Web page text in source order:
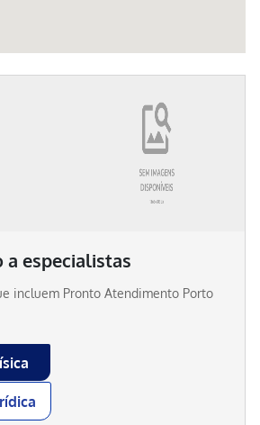
a especialistas
incluem Pronto Atendimento Porto